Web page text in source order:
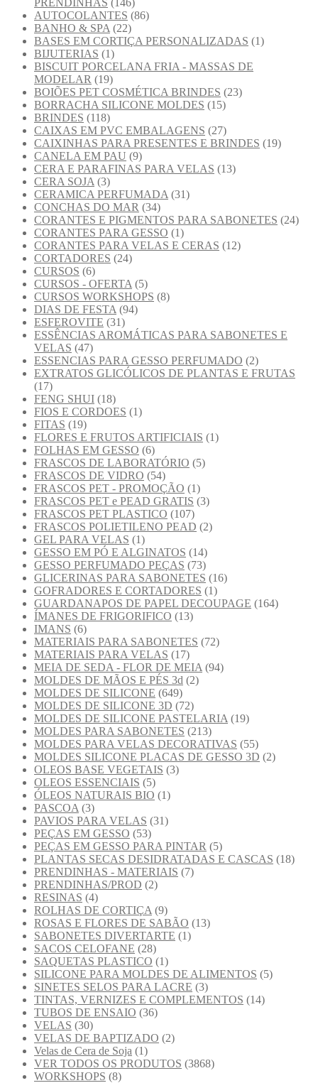
AUTOCOLANTES (86)
BANHO & SPA (22)
BASES EM CORTIÇA PERSONALIZADAS (1)
BIJUTERIAS (1)
BISCUIT PORCELANA FRIA - MASSAS DE
MODELAR (19)
BOIÕES PET COSMÉTICA BRINDES (23)
BORRACHA SILICONE MOLDES (15)
BRINDES (118)
CAIXAS EM PVC EMBALAGENS (27)
CAIXINHAS PARA PRESENTES E BRINDES (19)
CANELA EM PAU (9)
CERA E PARAFINAS PARA VELAS (13)
CERA SOJA (3)
CERAMICA PERFUMADA (31)
CONCHAS DO MAR (34)
CORANTES E PIGMENTOS PARA SABONETES (24)
CORANTES PARA GESSO (1)
CORANTES PARA VELAS E CERAS (12)
CORTADORES (24)
CURSOS (6)
CURSOS - OFERTA (5)
CURSOS WORKSHOPS (8)
DIAS DE FESTA (94)
ESFEROVITE (31)
ESSÊNCIAS AROMÁTICAS PARA SABONETES E
VELAS (47)
ESSENCIAS PARA GESSO PERFUMADO (2)
EXTRATOS GLICÓLICOS DE PLANTAS E FRUTAS
(17)
FENG SHUI (18)
FIOS E CORDOES (1)
FITAS (19)
FLORES E FRUTOS ARTIFICIAIS (1)
FOLHAS EM GESSO (6)
FRASCOS DE LABORATÓRIO (5)
FRASCOS DE VIDRO (54)
FRASCOS PET - PROMOÇÃO (1)
FRASCOS PET e PEAD GRATIS (3)
FRASCOS PET PLASTICO (107)
FRASCOS POLIETILENO PEAD (2)
GEL PARA VELAS (1)
GESSO EM PÓ E ALGINATOS (14)
GESSO PERFUMADO PEÇAS (73)
GLICERINAS PARA SABONETES (16)
GOFRADORES E CORTADORES (1)
GUARDANAPOS DE PAPEL DECOUPAGE (164)
ÍMANES DE FRIGORIFICO (13)
IMANS (6)
MATERIAIS PARA SABONETES (72)
MATERIAIS PARA VELAS (17)
MEIA DE SEDA - FLOR DE MEIA (94)
MOLDES DE MÃOS E PÉS 3d (2)
MOLDES DE SILICONE (649)
MOLDES DE SILICONE 3D (72)
MOLDES DE SILICONE PASTELARIA (19)
MOLDES PARA SABONETES (213)
MOLDES PARA VELAS DECORATIVAS (55)
MOLDES SILICONE PLACAS DE GESSO 3D (2)
OLEOS BASE VEGETAIS (3)
OLEOS ESSENCIAIS (5)
ÓLEOS NATURAIS BIO (1)
PASCOA (3)
PAVIOS PARA VELAS (31)
PEÇAS EM GESSO (53)
PEÇAS EM GESSO PARA PINTAR (5)
PLANTAS SECAS DESIDRATADAS E CASCAS (18)
PRENDINHAS - MATERIAIS (7)
PRENDINHAS/PROD (2)
RESINAS (4)
ROLHAS DE CORTIÇA (9)
ROSAS E FLORES DE SABÃO (13)
SABONETES DIVERTARTE (1)
SACOS CELOFANE (28)
SAQUETAS PLASTICO (1)
SILICONE PARA MOLDES DE ALIMENTOS (5)
SINETES SELOS PARA LACRE (3)
TINTAS, VERNIZES E COMPLEMENTOS (14)
TUBOS DE ENSAIO (36)
VELAS (30)
VELAS DE BAPTIZADO (2)
Velas de Cera de Soja (1)
VER TODOS OS PRODUTOS (3868)
WORKSHOPS (8)